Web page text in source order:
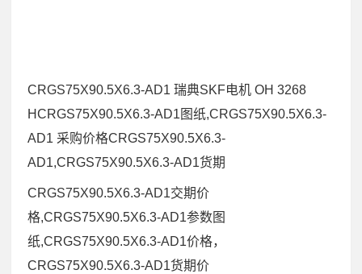
CRGS75X90.5X6.3-AD1 瑞典SKF电机 OH 3268
HCRGS75X90.5X6.3-AD1图纸,CRGS75X90.5X6.3-
AD1 采购价格CRGS75X90.5X6.3-
AD1,CRGS75X90.5X6.3-AD1货期
CRGS75X90.5X6.3-AD1交期价
格,CRGS75X90.5X6.3-AD1参数图
纸,CRGS75X90.5X6.3-AD1价格，
CRGS75X90.5X6.3-AD1货期价